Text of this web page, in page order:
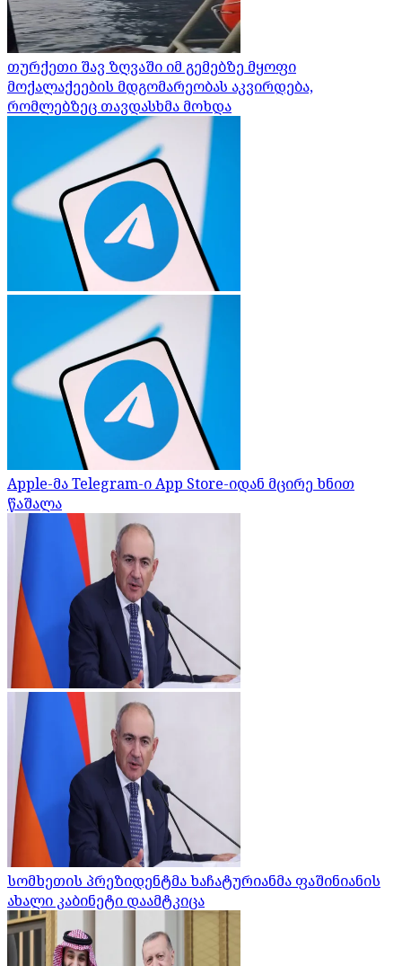
თურქეთი შავ ზღვაში იმ გემებზე მყოფი
მოქალაქეების მდგომარეობას აკვირდება,
რომლებზეც თავდასხმა მოხდა
Apple-მა Telegram-ი App Store-იდან მცირე ხნით
წაშალა
სომხეთის პრეზიდენტმა ხაჩატურიანმა ფაშინიანის
ახალი კაბინეტი დაამტკიცა